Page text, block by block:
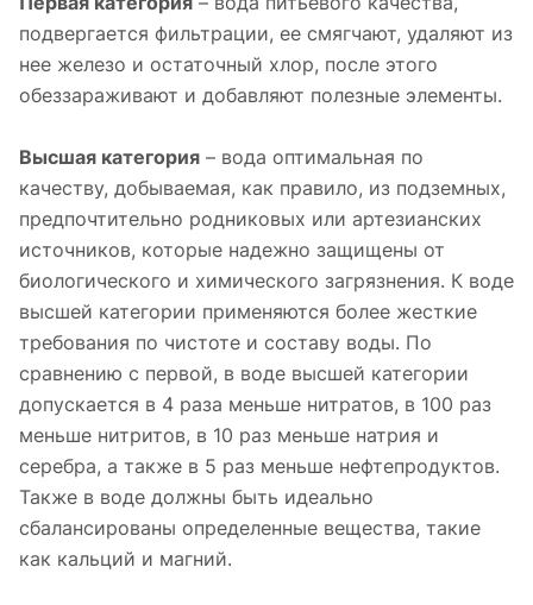
подвергается фильтрации, ее смягчают, удаляют из
нее железо и остаточный хлор, после этого
обеззараживают и добавляют полезные элементы.
Высшая категория – вода оптимальная по
качеству, добываемая, как правило, из подземных,
предпочтительно родниковых или артезианских
источников, которые надежно защищены от
биологического и химического загрязнения. К воде
высшей категории применяются более жесткие
требования по чистоте и составу воды. По
сравнению с первой, в воде высшей категории
допускается в 4 раза меньше нитратов, в 100 раз
меньше нитритов, в 10 раз меньше натрия и
серебра, а также в 5 раз меньше нефтепродуктов.
Также в воде должны быть идеально
сбалансированы определенные вещества, такие
как кальций и магний.